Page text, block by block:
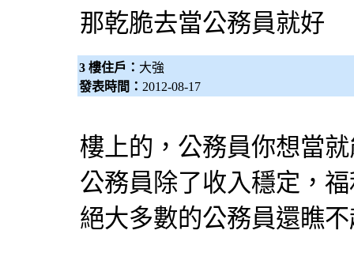
那乾脆去當公務員就好
3 樓住戶： 大強
發表時間： 2012-08-17
樓上的，公務員你想當就
公務員除了收入穩定，
絕大多數的公務員還瞧